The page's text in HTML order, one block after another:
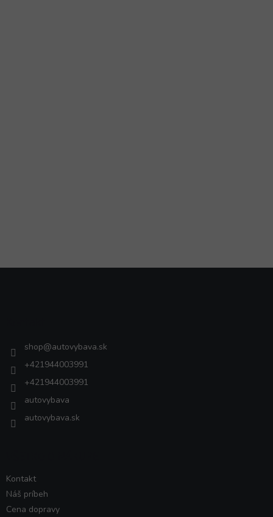
shop@autovybava.sk
+421944003991
+421944003991
autovybava
autovybava.sk
Kontakt
Náš príbeh
Cena dopravy